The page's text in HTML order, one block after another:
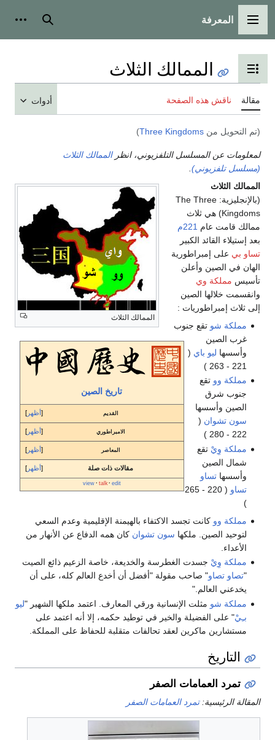
القائمة الرئيسية
المعرفة بحث
تبديل عرض جدول المحتويات
الممالك الثلاث
مقالة ناقش هذه الصفحة أدوات
(تم التحويل من Three Kingdoms
)
لمعلومات عن المسلسل التلفزيوني، انظرالممالك الثلاث
(مسلسل تلفزيوني)
الممالك الثلاث
تاريخ الصين
أظهر القديم
أظهر الامبراطوري
أظهر المعاصر
أظهر مقالات ذات صلة
view talk edit
الممالك الثلاث
(بالإنجليزية: The Three
Kingdoms) هي ثلاث
ممالك قامت عام 221م
بعد إستيلاء القائد الكبير
تساو بي على إمبراطورية
الهان في الصين وأعلن
تأسيس مملكة وي
وانقسمت خلالها الصين
إلى ثلاث إمبراطوريات :
مملكة شو تقع جنوب
غرب الصين
وأسسها ليو باي (
221 - 263 )
مملكة وو تقع
جنوب شرق
الصين وأسسها
سون تشوان (
222 - 280 )
مملكة وِيْ تقع
شمال الصين
وأسسهاتساو
تساو
( 220 - 265
)
مملكة وو كانت تجسد الاكتفاء بالهيمنة الإقليمية وعدم السعي
لتوحيد الصين. ملكها سون تشوان كان همه الدفاع عن الأنهار من
الأعداء.
مملكة وِيْ جسدت الغطرسة والخديعة، خاصة الزعيم ذائع الصيت
"تصاو تصاو" صاحب مقولة "أفضل أن أخدع العالم كله، على أن
يخدعني العالم."
مملكة شو مثلت الإنسانية ورقي المعارف. اعتمد ملكها الشهير "ليو
بـِيْ" على الفضيلة والخير في توطيد حكمه، إلا أنه اعتمد على
مستشارين ماكرين لعقد تحالفات متقلبة للحفاظ على المملكة.
التاريخ
تمرد العمامات الصفر
المقالة الرئيسية:تمرد العمامات الصفر